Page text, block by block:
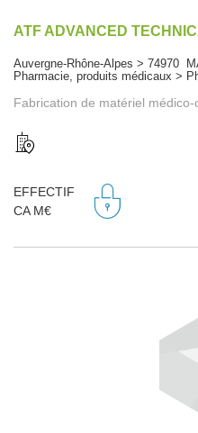
ATF ADVANCED
Auvergne-Rhône-Alpes > 74970
Pharmacie, produits médicaux >
Fabrication de matériel
EFFECTIF
CA M€